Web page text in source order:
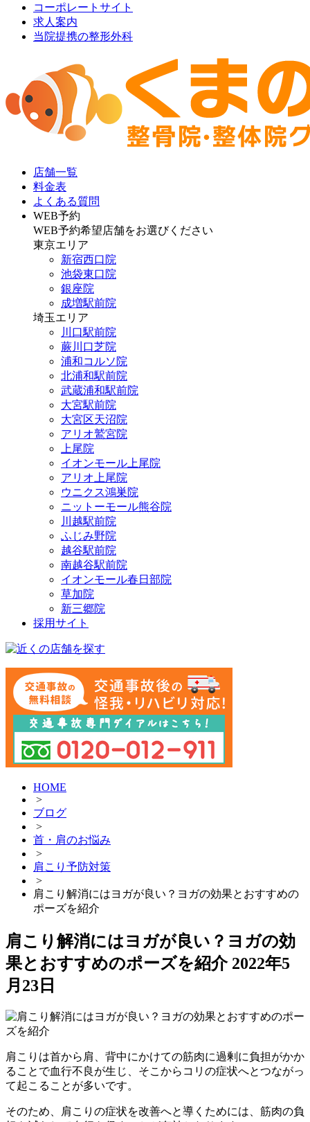
コーポレートサイト
求人案内
当院提携の整形外科
店舗一覧
料金表
よくある質問
WEB予約
WEB予約希望店舗をお選びください
東京エリア
新宿西口院
池袋東口院
銀座院
成増駅前院
埼玉エリア
川口駅前院
蕨川口芝院
浦和コルソ院
北浦和駅前院
武蔵浦和駅前院
大宮駅前院
大宮区天沼院
アリオ鷲宮院
上尾院
イオンモール上尾院
アリオ上尾院
ウニクス鴻巣院
ニットーモール熊谷院
川越駅前院
ふじみ野院
越谷駅前院
南越谷駅前院
イオンモール春日部院
草加院
新三郷院
採用サイト
HOME
>
ブログ
>
首・肩のお悩み
>
肩こり予防対策
>
肩こり解消にはヨガが良い？ヨガの効果とおすすめの
ポーズを紹介
肩こり解消にはヨガが良い？ヨガの効
果とおすすめのポーズを紹介 2022年5
月23日
肩こりは首から肩、背中にかけての筋肉に過剰に負担がかか
ることで血行不良が生じ、そこからコリの症状へとつながっ
て起こることが多いです。
そのため、肩こりの症状を改善へと導くためには、筋肉の負